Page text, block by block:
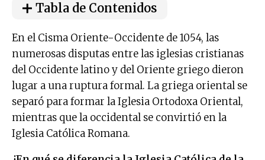
Tabla de Contenidos
En el Cisma Oriente-Occidente de 1054, las
numerosas disputas entre las iglesias cristianas
del Occidente latino y del Oriente griego dieron
lugar a una ruptura formal. La griega oriental se
separó para formar la Iglesia Ortodoxa Oriental,
mientras que la occidental se convirtió en la
Iglesia Católica Romana.